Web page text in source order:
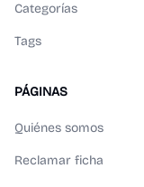
Categorías
Tags
PÁGINAS
Quiénes somos
Reclamar ficha